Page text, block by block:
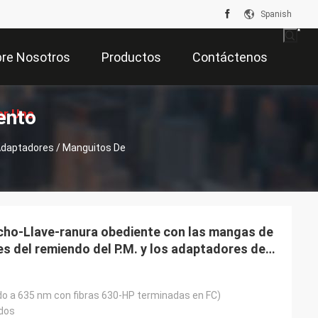
Spanish
Nosotros Productos Contáctenos
Una
/ Manguitos De
Llave-ranura obediente con las mangas de
del remiendo del P.M. y los adaptadores de
a 635 nm con fibras 630-HP terminadas en FC)